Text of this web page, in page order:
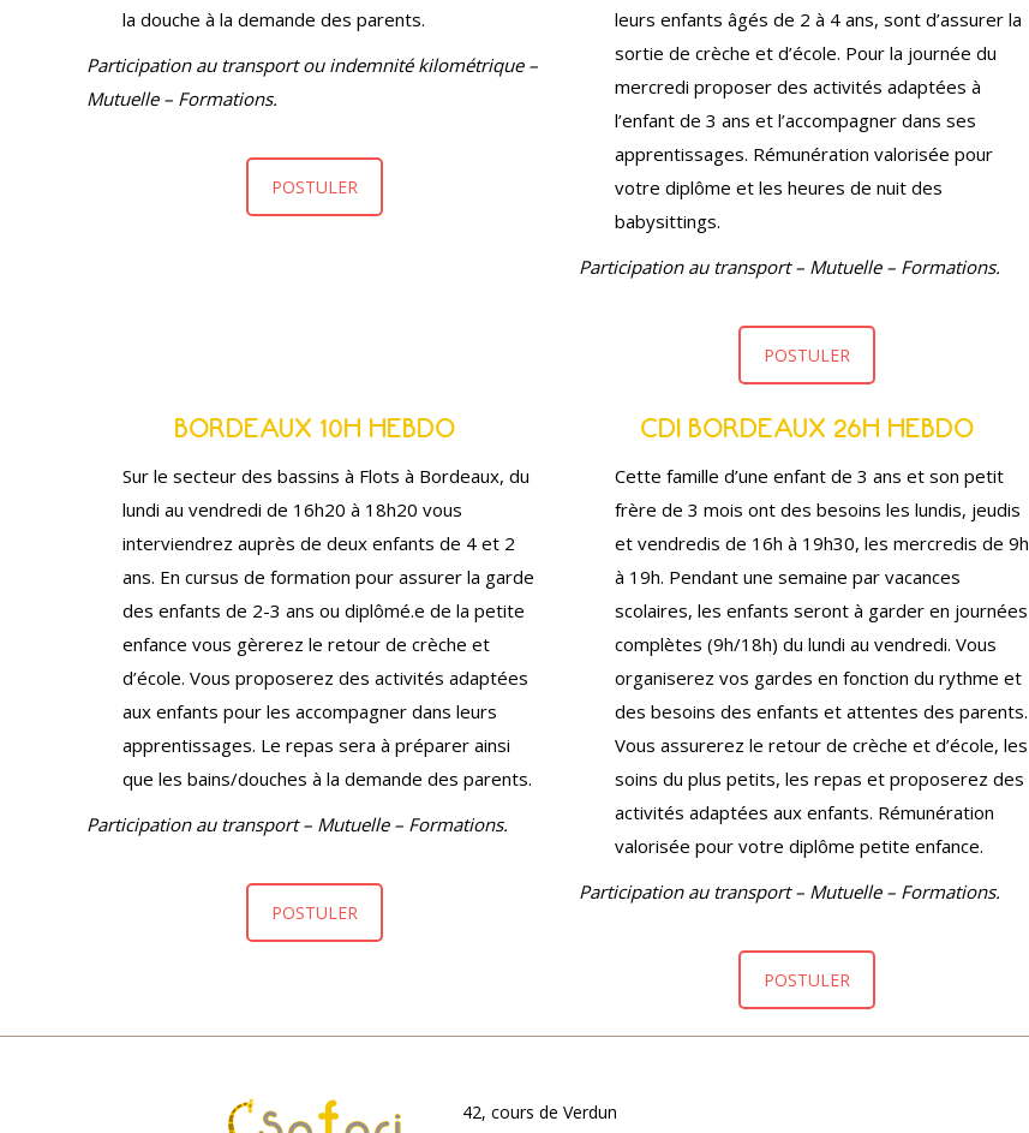
la douche à la demande des parents.
Participation au transport ou indemnité kilométrique –
Mutuelle – Formations.
POSTULER
leurs enfants âgés de 2 à 4 ans, sont d’assurer la
sortie de crèche et d’école. Pour la journée du
mercredi proposer des activités adaptées à
l’enfant de 3 ans et l’accompagner dans ses
apprentissages. Rémunération valorisée pour
votre diplôme et les heures de nuit des
babysittings.
Participation au transport – Mutuelle – Formations.
POSTULER
BORDEAUX 10H HEBDO
Sur le secteur des bassins à Flots à Bordeaux, du
lundi au vendredi de 16h20 à 18h20 vous
interviendrez auprès de deux enfants de 4 et 2
ans. En cursus de formation pour assurer la garde
des enfants de 2-3 ans ou diplômé.e de la petite
enfance vous gèrerez le retour de crèche et
d’école. Vous proposerez des activités adaptées
aux enfants pour les accompagner dans leurs
apprentissages. Le repas sera à préparer ainsi
que les bains/douches à la demande des parents.
Participation au transport – Mutuelle – Formations.
POSTULER
CDI BORDEAUX 26H HEBDO
Cette famille d’une enfant de 3 ans et son petit
frère de 3 mois ont des besoins les lundis, jeudis
et vendredis de 16h à 19h30, les mercredis de 9h
à 19h. Pendant une semaine par vacances
scolaires, les enfants seront à garder en journées
complètes (9h/18h) du lundi au vendredi. Vous
organiserez vos gardes en fonction du rythme et
des besoins des enfants et attentes des parents.
Vous assurerez le retour de crèche et d’école, les
soins du plus petits, les repas et proposerez des
activités adaptées aux enfants. Rémunération
valorisée pour votre diplôme petite enfance.
Participation au transport – Mutuelle – Formations.
POSTULER
42, cours de Verdun